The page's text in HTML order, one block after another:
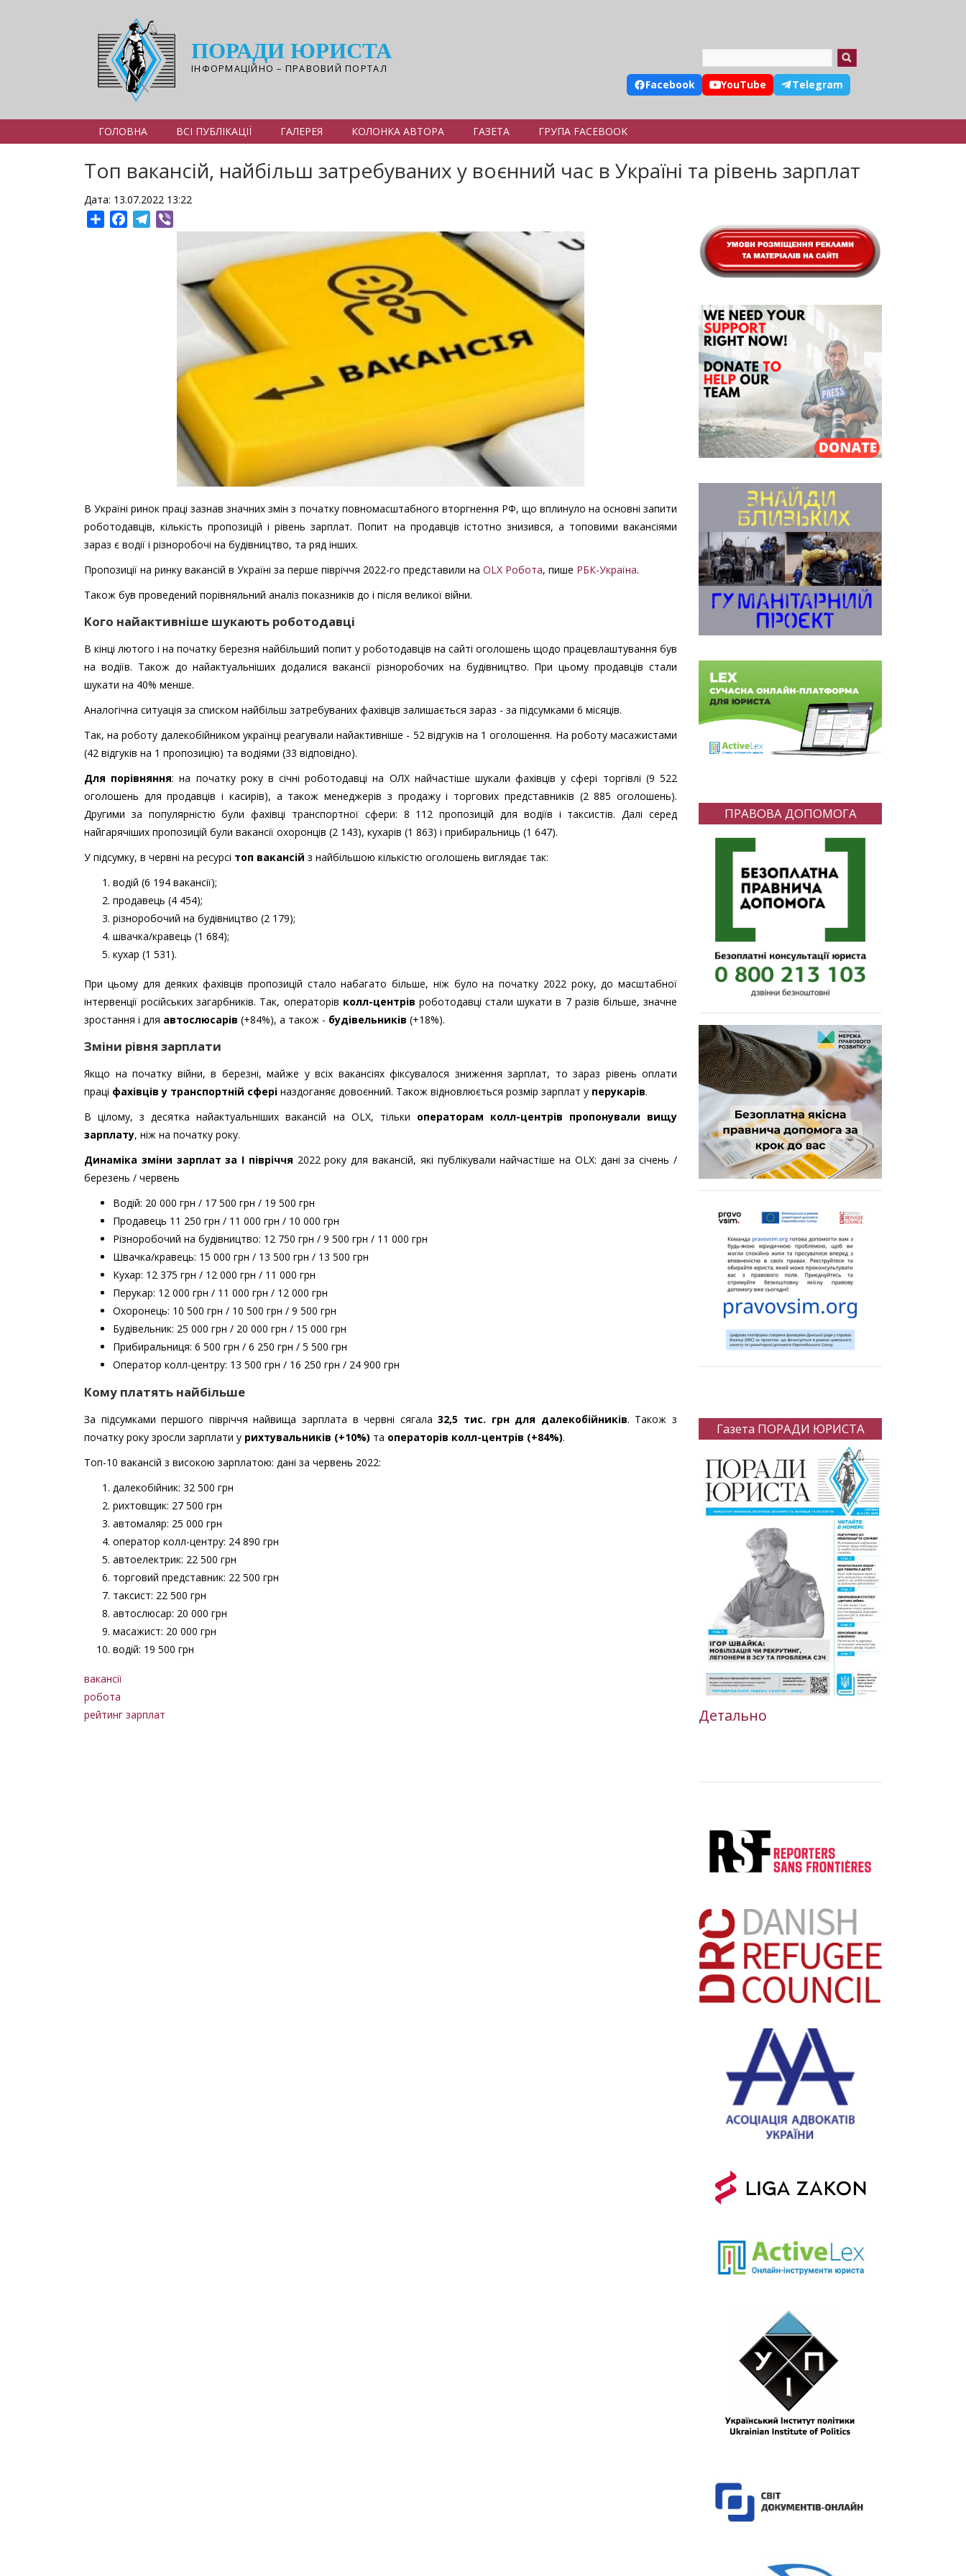
ПОРАДИ ЮРИСТА
ІНФОРМАЦІЙНО – ПРАВОВИЙ ПОРТАЛ
Facebook YouTube Telegram
ГОЛОВНА ВСІ ПУБЛІКАЦІЇ ГАЛЕРЕЯ КОЛОНКА АВТОРА ГАЗЕТА ГРУПА FACEBOOK
Топ вакансій, найбільш затребуваних у воєнний час в Україні та рівень зарплат
Дата: 13.07.2022 13:22
ShareFacebookTelegram
В Україні ринок праці зазнав значних змін з початку повномасштабного вторгнення РФ, що вплинуло на основні запити
роботодавців, кількість пропозицій і рівень зарплат. Попит на продавців істотно знизився, а топовими вакансіями
зараз є водії і різноробочі на будівництво, та ряд інших.
Пропозиції на ринку вакансій в Україні за перше півріччя 2022-го представили на OLX Робота, пише РБК-Україна.
Також був проведений порівняльний аналіз показників до і після великої війни.
Кого найактивніше шукають роботодавці
В кінці лютого і на початку березня найбільший попит у роботодавців на сайті оголошень щодо працевлаштування був
на водіїв. Також до найактуальніших додалися вакансії різноробочих на будівництво. При цьому продавців стали
шукати на 40% менше.
Аналогічна ситуація за списком найбільш затребуваних фахівців залишається зараз - за підсумками 6 місяців.
Так, на роботу далекобійником українці реагували найактивніше - 52 відгуків на 1 оголошення. На роботу масажистами
(42 відгуків на 1 пропозицію) та водіями (33 відповідно).
Для порівняння: на початку року в січні роботодавці на ОЛХ найчастіше шукали фахівців у сфері торгівлі (9 522
оголошень для продавців і касирів), а також менеджерів з продажу і торгових представників (2 885 оголошень).
Другими за популярністю були фахівці транспортної сфери: 8 112 пропозицій для водіїв і таксистів. Далі серед
найгарячіших пропозицій були вакансії охоронців (2 143), кухарів (1 863) і прибиральниць (1 647).
У підсумку, в червні на ресурсі топ вакансій з найбільшою кількістю оголошень виглядає так:
водій (6 194 вакансії);
продавець (4 454);
різноробочий на будівництво (2 179);
швачка/кравець (1 684);
кухар (1 531).
При цьому для деяких фахівців пропозицій стало набагато більше, ніж було на початку 2022 року, до масштабної
інтервенції російських загарбників. Так, операторів колл-центрів роботодавці стали шукати в 7 разів більше, значне
зростання і для автослюсарів (+84%), а також - будівельників (+18%).
Зміни рівня зарплати
Якщо на початку війни, в березні, майже у всіх вакансіях фіксувалося зниження зарплат, то зараз рівень оплати
праці фахівців у транспортній сфері наздоганяє довоєнний. Також відновлюється розмір зарплат у перукарів.
В цілому, з десятка найактуальніших вакансій на OLX, тільки операторам колл-центрів пропонували вищу
зарплату, ніж на початку року.
Динаміка зміни зарплат за I півріччя 2022 року для вакансій, які публікували найчастіше на OLX: дані за січень /
березень / червень
Водій: 20 000 грн / 17 500 грн / 19 500 грн
Продавець 11 250 грн / 11 000 грн / 10 000 грн
Різноробочий на будівництво: 12 750 грн / 9 500 грн / 11 000 грн
Швачка/кравець: 15 000 грн / 13 500 грн / 13 500 грн
Кухар: 12 375 грн / 12 000 грн / 11 000 грн
Перукар: 12 000 грн / 11 000 грн / 12 000 грн
Охоронець: 10 500 грн / 10 500 грн / 9 500 грн
Будівельник: 25 000 грн / 20 000 грн / 15 000 грн
Прибиральниця: 6 500 грн / 6 250 грн / 5 500 грн
Оператор колл-центру: 13 500 грн / 16 250 грн / 24 900 грн
Кому платять найбільше
​​За підсумками першого півріччя найвища зарплата в червні сягала32,5 тис. грн для далекобійників. Також з
початку року зросли зарплати у рихтувальників (+10%) та операторів колл-центрів (+84%).
Топ-10 вакансій з високою зарплатою: дані за червень 2022:
далекобійник: 32 500 грн
рихтовщик: 27 500 грн
автомаляр: 25 000 грн
оператор колл-центру: 24 890 грн
автоелектрик: 22 500 грн
торговий представник: 22 500 грн
таксист: 22 500 грн
автослюсар: 20 000 грн
масажист: 20 000 грн
водій: 19 500 грн
вакансії
робота
рейтинг зарплат
ПРАВОВА ДОПОМОГА
Газета ПОРАДИ ЮРИСТА
Детально